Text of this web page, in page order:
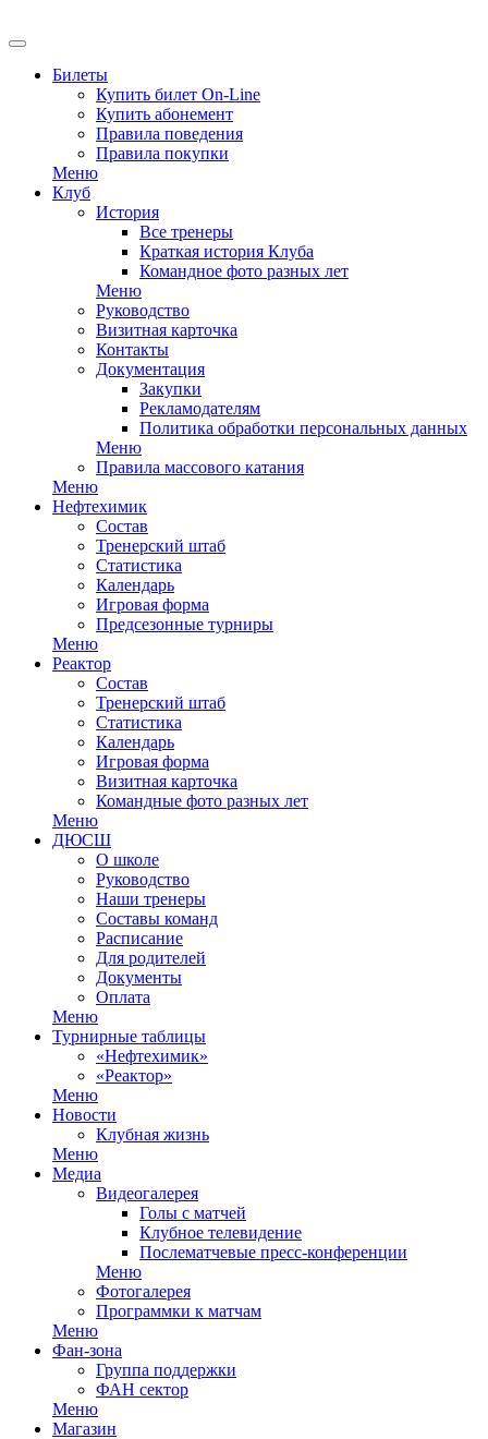
Билеты
Купить билет On-Line
Купить абонемент
Правила поведения
Правила покупки
Меню
Клуб
История
Все тренеры
Краткая история Клуба
Командное фото разных лет
Меню
Руководство
Визитная карточка
Контакты
Документация
Закупки
Рекламодателям
Политика обработки персональных данных
Меню
Правила массового катания
Меню
Нефтехимик
Состав
Тренерский штаб
Статистика
Календарь
Игровая форма
Предсезонные турниры
Меню
Реактор
Состав
Тренерский штаб
Статистика
Календарь
Игровая форма
Визитная карточка
Командные фото разных лет
Меню
ДЮСШ
О школе
Руководство
Наши тренеры
Составы команд
Расписание
Для родителей
Документы
Оплата
Меню
Турнирные таблицы
«Нефтехимик»
«Реактор»
Меню
Новости
Клубная жизнь
Меню
Медиа
Видеогалерея
Голы с матчей
Клубное телевидение
Послематчевые пресс-конференции
Меню
Фотогалерея
Программки к матчам
Меню
Фан-зона
Группа поддержки
ФАН сектор
Меню
Магазин